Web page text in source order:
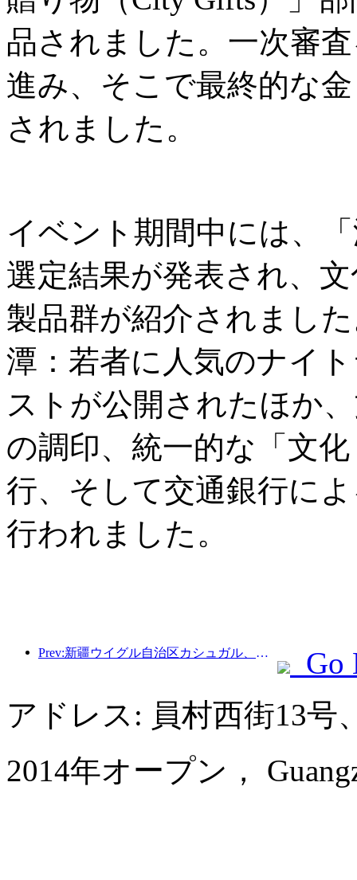
品されました。一次審
進み、そこで最終的な
されました。
イベント期間中には、
選定結果が発表され、
製品群が紹介されまし
潭：若者に人気のナイ
ストが公開されたほか
の調印、統一的な「文
行、そして交通銀行に
行われました。
Prev:新疆ウイグル自治区カシュガル、民族間交流の促進に向けた観光振興イベントを開催
Go
アドレス: 員村西街13号
2014年オープン，